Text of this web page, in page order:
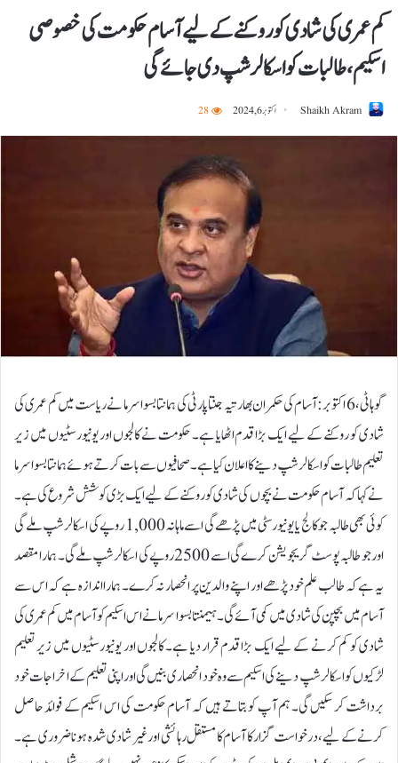
کم عمری کی شادی کو روکنے کے لیے آسام حکومت کی خصوصی
اسکیم، طالبات کو اسکالرشپ دی جائے گی
Shaikh Akram اکتوبر 6, 2024 28
گوہاٹی، 6 اکتوبر:آسام کی حکمران بھارتیہ جنتا پارٹی کی ہمانتا بسوا سرما نے ریاست میں کم عمری کی
شادی کو روکنے کے لیے ایک بڑا قدم اٹھایا ہے۔ حکومت نے کالجوں اور یونیورسٹیوں میں زیر
تعلیم طالبات کو اسکالرشپ دینے کا اعلان کیا ہے۔ صحافیوں سے بات کرتے ہوئے ہمانتا بسوا سرما
نے کہا کہ آسام حکومت نے بچوں کی شادی کو روکنے کے لیے ایک بڑی کوشش شروع کی ہے۔
کوئی بھی طالبہ جو کالج یا یونیورسٹی میں پڑھے گی اسے ماہانہ 1,000 روپے کی اسکالرشپ ملے گی
اور جو طالبہ پوسٹ گریجویشن کرے گی اسے 2500 روپے کی اسکالرشپ ملے گی۔ ہمارا مقصد
یہ ہے کہ طالب علم خود پڑھے اور اپنے والدین پر انحصار نہ کرے۔ ہمارا اندازہ ہے کہ اس سے
آسام میں بچپن کی شادی میں کمی آئے گی۔ ہیمنتا بسوا سرما نے اس اسکیم کو آسام میں کم عمری کی
شادی کو کم کرنے کے لیے ایک بڑا قدم قرار دیا ہے۔ کالجوں اور یونیورسٹیوں میں زیر تعلیم
لڑکیوں کو اسکالرشپ دینے کی اسکیم سے وہ خود انحصاری بنیں گی اور اپنی تعلیم کے اخراجات خود
برداشت کر سکیں گی۔ ہم آپ کو بتاتے ہیں کہ آسام حکومت کی اس اسکیم کے فوائد حاصل
کرنے کے لیے، درخواست گزار کا آسام کا مستقل رہائشی اور غیر شادی شدہ ہونا ضروری ہے۔